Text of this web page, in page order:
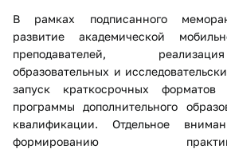
В рамках подписанного
развитие академической
преподавателей,
образовательных и
запуск краткосрочных форматов
программы дополнительного
квалификации. Отдельное
формированию практико-